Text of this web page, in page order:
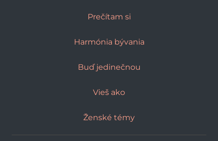
Prečítam si
Harmónia bývania
Buď jedinečnou
Vieš ako
Ženské témy